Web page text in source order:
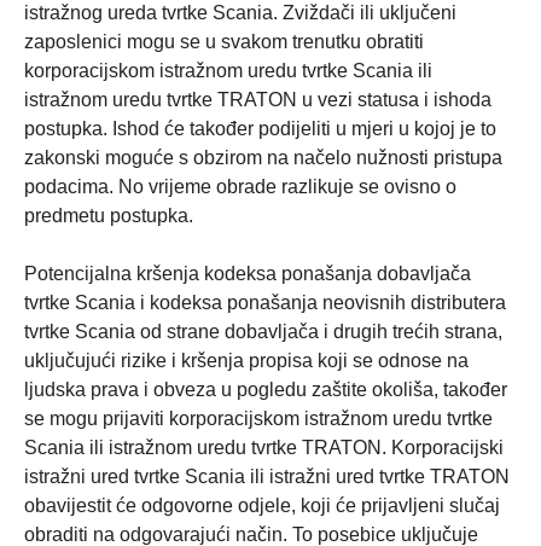
istražnog ureda tvrtke Scania. Zviždači ili uključeni
zaposlenici mogu se u svakom trenutku obratiti
korporacijskom istražnom uredu tvrtke Scania ili
istražnom uredu tvrtke TRATON u vezi statusa i ishoda
postupka. Ishod će također podijeliti u mjeri u kojoj je to
zakonski moguće s obzirom na načelo nužnosti pristupa
podacima. No vrijeme obrade razlikuje se ovisno o
predmetu postupka.
Potencijalna kršenja kodeksa ponašanja dobavljača
tvrtke Scania i kodeksa ponašanja neovisnih distributera
tvrtke Scania od strane dobavljača i drugih trećih strana,
uključujući rizike i kršenja propisa koji se odnose na
ljudska prava i obveza u pogledu zaštite okoliša, također
se mogu prijaviti korporacijskom istražnom uredu tvrtke
Scania ili istražnom uredu tvrtke TRATON. Korporacijski
istražni ured tvrtke Scania ili istražni ured tvrtke TRATON
obavijestit će odgovorne odjele, koji će prijavljeni slučaj
obraditi na odgovarajući način. To posebice uključuje